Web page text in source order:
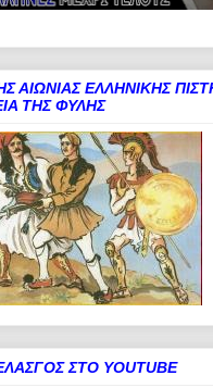
ΑΙΩΝΙΑΣ ΕΛΛΗΝΙΚΗΣ
ΤΗΣ ΦΥΛΗΣ
ΣΤΟ YOUTUBE